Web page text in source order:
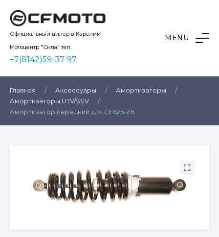
content
Kvadro10
Официальный дилер в Карелии
Мотоцентр "Сила" тел.
+7(8142)59-37-97
MENU
Главная / Аксессуары / Амортизаторы
/
Амортизаторы UTV/SSV
/
Амортизатор передний для CF625-Z6